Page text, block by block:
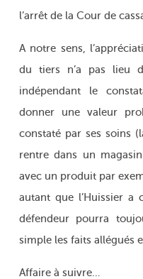
l’arrêt de la Cour de
A notre sens,
du tiers n’a pas lieu
indépendant le
donner une valeur
constaté par ses soins
rentre dans un
avec un produit par
autant que l’Huissier a
défendeur pourra
simple les faits allégués
Affaire à suivre…